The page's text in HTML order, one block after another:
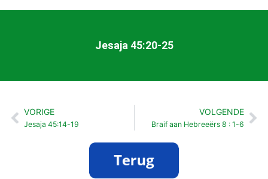
Jesaja 45:20-25
Vorige
VORIGE
Jesaja 45:14-19
VOLGENDE
Braif aan Hebreeërs 8 : 1-6